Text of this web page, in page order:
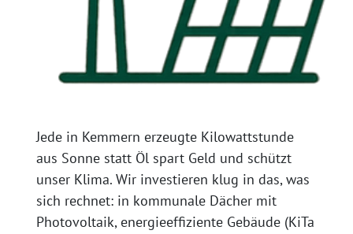
Jede in Kemmern erzeugte Kilowattstunde
aus Sonne statt Öl spart Geld und schützt
unser Klima. Wir investieren klug in das, was
sich rechnet: in kommunale Dächer mit
Photovoltaik, energieeffiziente Gebäude (KiTa